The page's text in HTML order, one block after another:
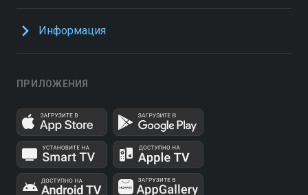
Информация
ПРИЛОЖЕНИЯ